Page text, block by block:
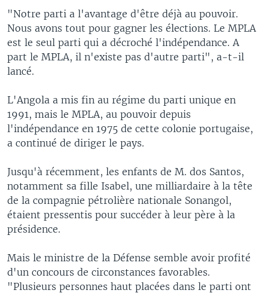
"Notre parti a l'avantage d'être déjà au pouvoir.
Nous avons tout pour gagner les élections. Le MPLA
est le seul parti qui a décroché l'indépendance. A
part le MPLA, il n'existe pas d'autre parti", a-t-il
lancé.
L'Angola a mis fin au régime du parti unique en
1991, mais le MPLA, au pouvoir depuis
l'indépendance en 1975 de cette colonie portugaise,
a continué de diriger le pays.
Jusqu'à récemment, les enfants de M. dos Santos,
notamment sa fille Isabel, une milliardaire à la tête
de la compagnie pétrolière nationale Sonangol,
étaient pressentis pour succéder à leur père à la
présidence.
Mais le ministre de la Défense semble avoir profité
d'un concours de circonstances favorables.
"Plusieurs personnes haut placées dans le parti ont